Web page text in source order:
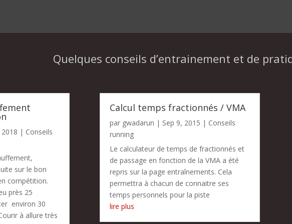
Quelques conseils d’entrainement et de
| Conseils
sur le bon
compétition.
près 25
environ 30
à allure très
Calcul temps fractionnés / VMA
par gwadarun | Sep 9, 2015 | Conseils
running
Le calculateur de temps de fractionnés et
de passage en fonction de la VMA a été
repris sur la page entraînements. Cela
permettra à chacun de connaitre ses
temps personnels pour la piste
lire plus